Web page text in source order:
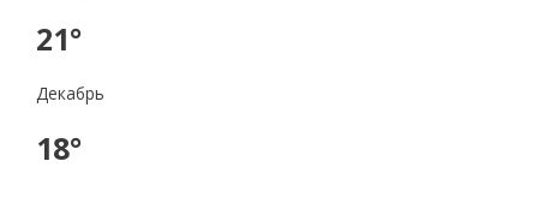
21°
Декабрь
18°